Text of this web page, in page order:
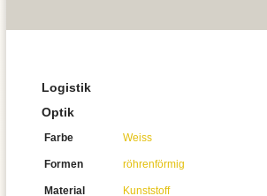
Logistik
Optik
Farbe Weiss
Formen röhrenförmig
Material Kunststoff